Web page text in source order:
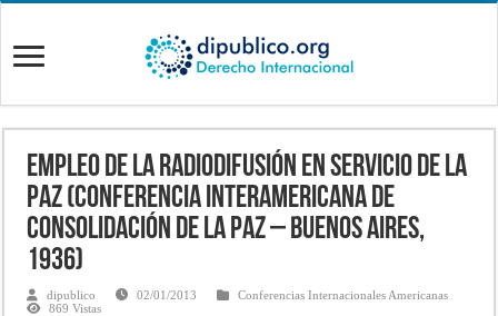
Empleo de la radiodifusión en servicio de la
paz (Conferencia Interamericana de
Consolidación de la Paz – BUENOS AIRES,
1936)
dipublico 02/01/2013
Conferencias Internacionales Americanas
869 Vistas